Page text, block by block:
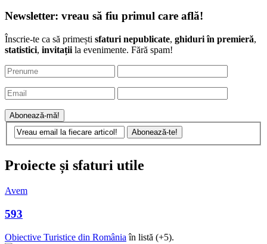
Newsletter: vreau să fiu primul care află!
Înscrie-te ca să primești sfaturi nepublicate, ghiduri în premieră,
statistici, invitațiila evenimente. Fără spam!
Proiecte și sfaturi utile
Avem
593
Obiective Turistice din Româniaîn listă (+5).